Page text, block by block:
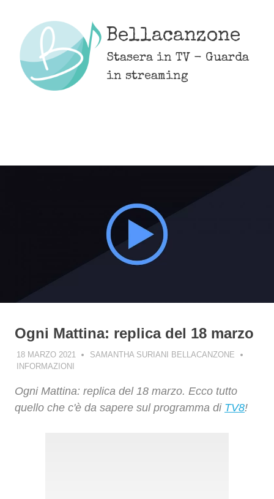
content
Bellacanzone
Stasera in TV - Guarda
in streaming
Ogni Mattina: replica del 18 marzo
18 MARZO 2021
SAMANTHA SURIANI BELLACANZONE
INFORMAZIONI
Ogni Mattina: replica del 18 marzo. Ecco tutto
quello che c'è da sapere sul programma di TV8!